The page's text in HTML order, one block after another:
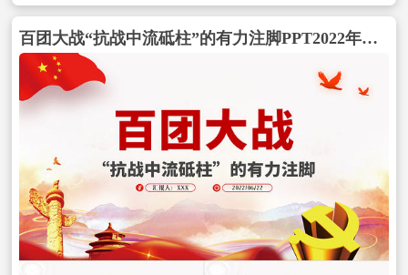
百团大战“抗战中流砥柱”的有力注脚PPT2022年党组织党支部党史学习教育主题党日党课包含